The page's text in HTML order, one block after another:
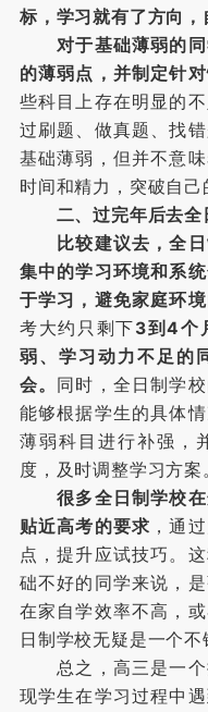
标，学习就有了方向，
对于基础薄弱的
的薄弱点，并制定针
些科目上存在明显的
过刷题、做真题、找
基础薄弱，但并不意
时间和精力，突破自己
二、过完年后去全
比较建议去，全
集中的学习环境和系
于学习，避免家庭环境
考大约只剩下3到4个
弱、学习动力不足的
会。 同时，全日制学
能够根据学生的具体
薄弱科目进行补强，
度，及时调整学习方案
很多全日制学校
贴近高考的要求 ，通
点，提升应试技巧。
础不好的同学来说，
在家自学效率不高，
日制学校无疑是一个不
总之，高三是一个
现学生在学习过程中